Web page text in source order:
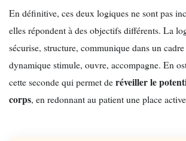
En définitive, ces deux logiques ne sont pas
elles répondent à des objectifs différents. La
sécurise, structure, communique dans un
dynamique stimule, ouvre, accompagne. En
cette seconde qui permet deréveiller le
corps, en redonnant au patient une place